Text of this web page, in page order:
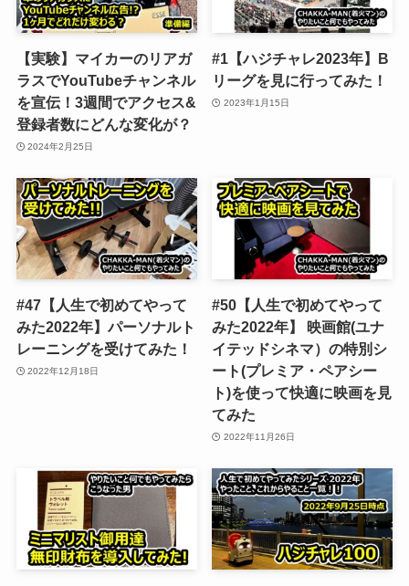
【実験】マイカーのリアガ
ラスでYouTubeチャンネル
を宣伝！3週間でアクセス&
登録者数にどんな変化が？
2024年2月25日
#1【ハジチャレ2023年】B
リーグを見に行ってみた！
2023年1月15日
#47【人生で初めてやって
みた2022年】パーソナルト
レーニングを受けてみた！
2022年12月18日
#50【人生で初めてやって
みた2022年】 映画館(ユナ
イテッドシネマ）の特別シ
ート(プレミア・ペアシー
ト)を使って快適に映画を見
てみた
2022年11月26日